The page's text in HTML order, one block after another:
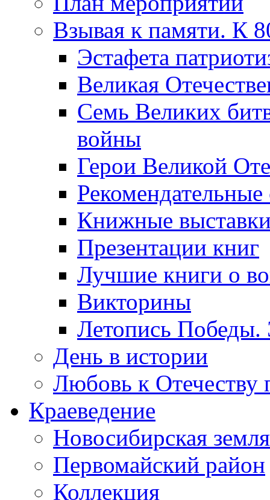
Взывая к памяти. К
Эcтафета
Великая
Семь Великих
войны
Герои Великой
Рекомендательные
Книжные
Презентации книг
Лучшие книги о
Викторины
Летопись Победы.
День в истории
Любовь к Отечеству
Краеведение
Новосибирская земля
Первомайский район
Коллекция